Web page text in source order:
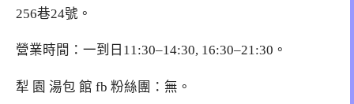
256巷24號。
營業時間：一到日11:30–14:30, 16:30–21:30。
犁 園 湯包 館 fb 粉絲團：無。